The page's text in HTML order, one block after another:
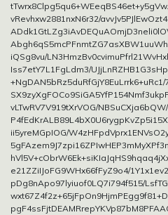
vRevhxw2881nxN6r32/
iQSg8vu/
Iss7etY7L1FgLdm3/
vLTwRV7V919tXrVOG/
ii5yreMGpIOG/
e21ZZiIJoFG9WHx66fFyZ9o4/
pDg8nApo97lyiuof0LQ7i794f515/